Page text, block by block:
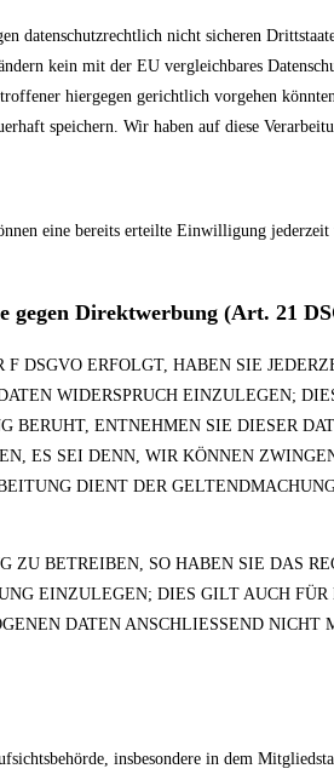
nicht sicheren
kein mit der EU vergleichbares
hiergegen gerichtlich vorgehen
speichern. Wir haben auf diese
eine bereits erteilte Einwilligung
gegen Direktwerbung (Art. 21
ERFOLGT, HABEN SIE
WIDERSPRUCH EINZULEGEN;
ENTNEHMEN SIE DIESER
ES SEI DENN, WIR KÖNNEN
DIENT DER
BETREIBEN, SO HABEN SIE DAS
EINZULEGEN; DIES GILT AUCH
DATEN ANSCHLIESSEND
insbesondere in dem